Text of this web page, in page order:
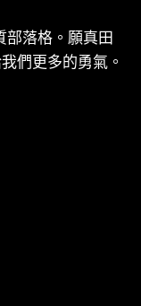
落格。願真田
們更多的勇氣。